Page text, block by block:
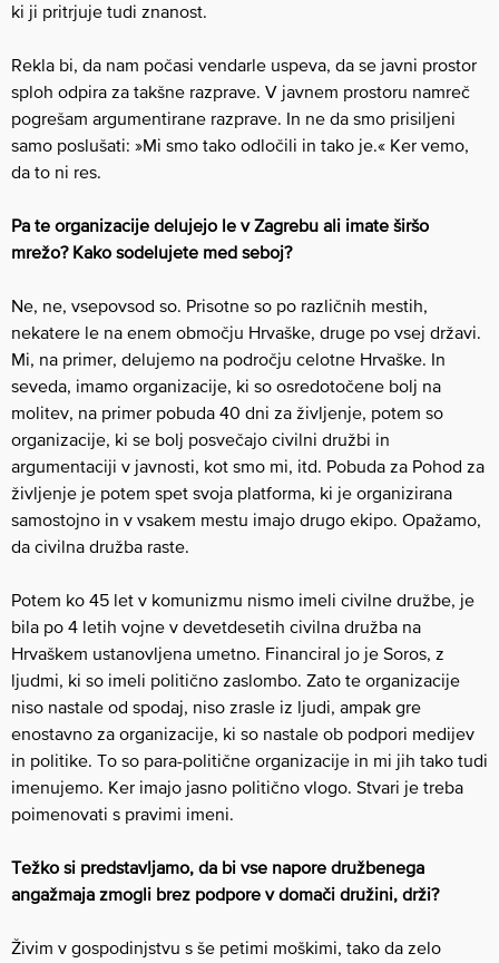
ki ji pritrjuje tudi znanost.
Rekla bi, da nam počasi vendarle uspeva, da se javni prostor
sploh odpira za takšne razprave. V javnem prostoru namreč
pogrešam argumentirane razprave. In ne da smo prisiljeni
samo poslušati: »Mi smo tako odločili in tako je.« Ker vemo,
da to ni res.
Pa te organizacije delujejo le v Zagrebu ali imate širšo
mrežo? Kako sodelujete med seboj?
Ne, ne, vsepovsod so. Prisotne so po različnih mestih,
nekatere le na enem območju Hrvaške, druge po vsej državi.
Mi, na primer, delujemo na področju celotne Hrvaške. In
seveda, imamo organizacije, ki so osredotočene bolj na
molitev, na primer pobuda 40 dni za življenje, potem so
organizacije, ki se bolj posvečajo civilni družbi in
argumentaciji v javnosti, kot smo mi, itd. Pobuda za Pohod za
življenje je potem spet svoja platforma, ki je organizirana
samostojno in v vsakem mestu imajo drugo ekipo. Opažamo,
da civilna družba raste.
Potem ko 45 let v komunizmu nismo imeli civilne družbe, je
bila po 4 letih vojne v devetdesetih civilna družba na
Hrvaškem ustanovljena umetno. Financiral jo je Soros, z
ljudmi, ki so imeli politično zaslombo. Zato te organizacije
niso nastale od spodaj, niso zrasle iz ljudi, ampak gre
enostavno za organizacije, ki so nastale ob podpori medijev
in politike. To so para-politične organizacije in mi jih tako tudi
imenujemo. Ker imajo jasno politično vlogo. Stvari je treba
poimenovati s pravimi imeni.
Težko si predstavljamo, da bi vse napore družbenega
angažmaja zmogli brez podpore v domači družini, drži?
Živim v gospodinjstvu s še petimi moškimi, tako da zelo